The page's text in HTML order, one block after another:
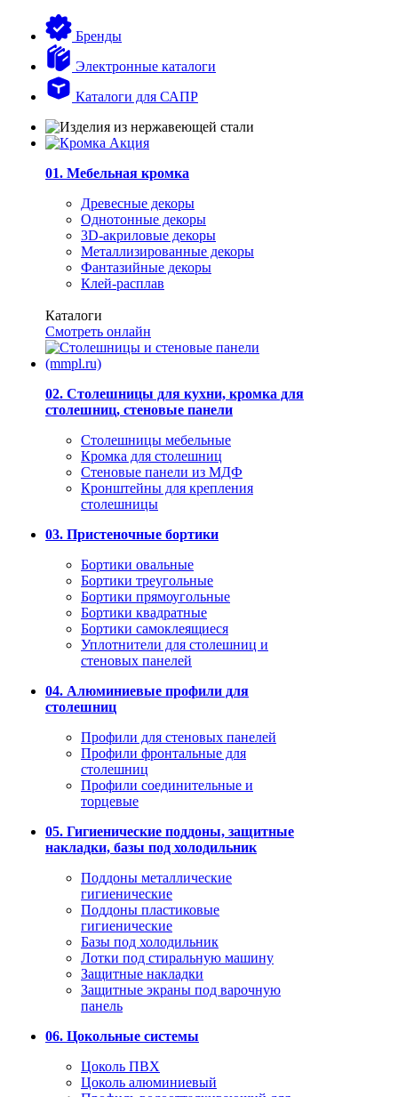
Бренды
Электронные каталоги
Каталоги для САПР
01. Мебельная кромка
Древесные декоры
Однотонные декоры
3D-акриловые декоры
Металлизированные декоры
Фантазийные декоры
Клей-расплав
Каталоги
Смотреть онлайн
02. Столешницы для кухни, кромка для
столешниц, стеновые панели
Столешницы мебельные
Кромка для столешниц
Стеновые панели из МДФ
Кронштейны для крепления
столешницы
03. Пристеночные бортики
Бортики овальные
Бортики треугольные
Бортики прямоугольные
Бортики квадратные
Бортики самоклеящиеся
Уплотнители для столешниц и
стеновых панелей
04. Алюминиевые профили для
столешниц
Профили для стеновых панелей
Профили фронтальные для
столешниц
Профили соединительные и
торцевые
05. Гигиенические поддоны, защитные
накладки, базы под холодильник
Поддоны металлические
гигиенические
Поддоны пластиковые
гигиенические
Базы под холодильник
Лотки под стиральную машину
Защитные накладки
Защитные экраны под варочную
панель
06. Цокольные системы
Цоколь ПВХ
Цоколь алюминиевый